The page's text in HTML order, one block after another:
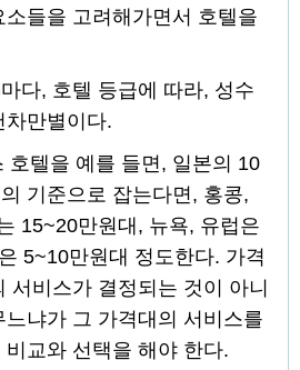
들을 고려해가면서 호텔을
다, 호텔 등급에 따라, 성수
차만별이다.
호텔을 예를 들면, 일본의 10
기준으로 잡는다면, 홍콩,
15~20만원대, 뉴욕, 유럽은
5~10만원대 정도한다. 가격
서비스가 결정되는 것이 아니
냐가 그 가격대의 서비스를
교와 선택을 해야 한다.